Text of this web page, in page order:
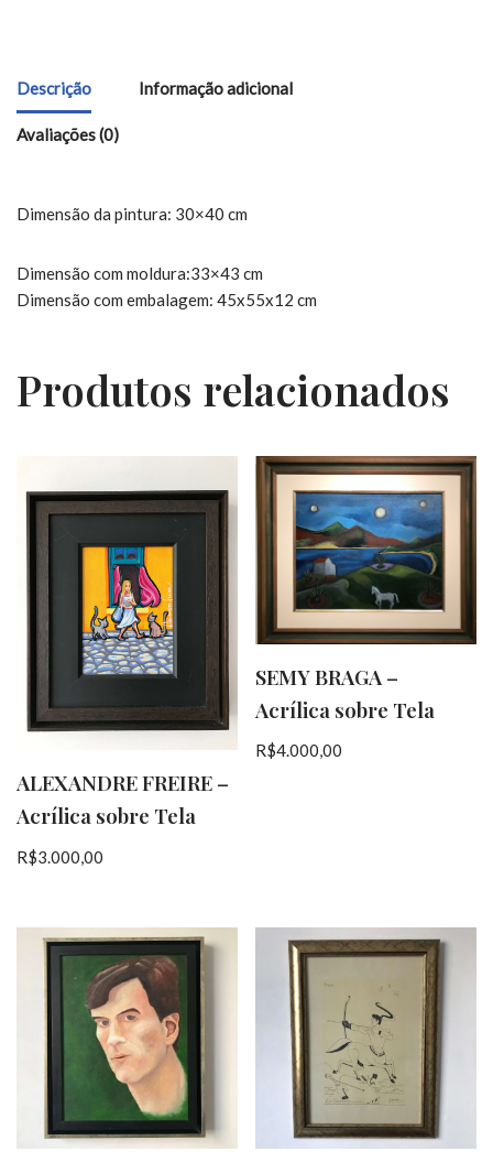
Descrição Informação adicional
Avaliações (0)
Dimensão da pintura: 30×40 cm
Dimensão com moldura:33×43 cm
Dimensão com embalagem: 45x55x12 cm
Produtos relacionados
ALEXANDRE FREIRE –
Acrílica sobre Tela
R$3.000,00
SEMY BRAGA –
Acrílica sobre Tela
R$4.000,00